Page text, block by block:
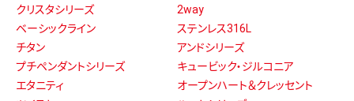
クリスタシリーズ
2way
ベーシックライン
ステンレス316L
チタン
アンドシリーズ
プチペンダントシリーズ
キュービック・ジルコニア
エタニティ
オープンハート＆クレッセント